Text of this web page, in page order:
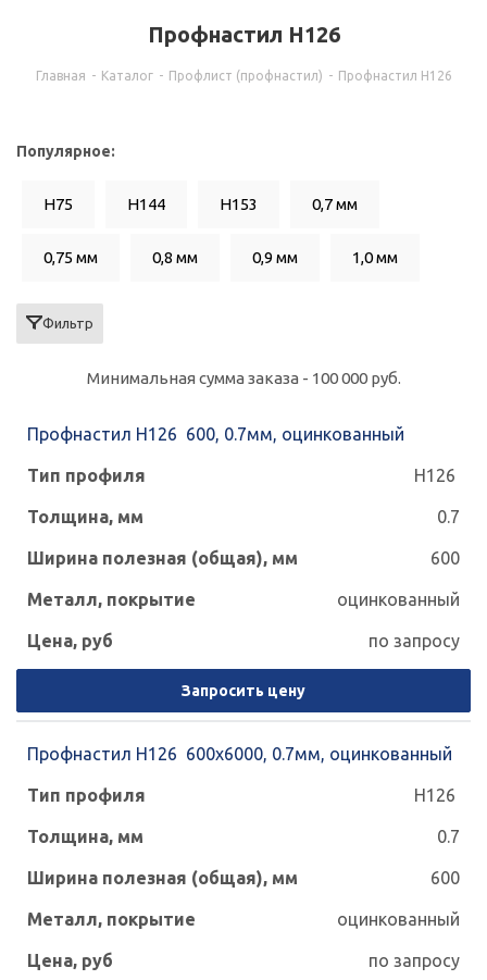
Профнастил Н126
Главная - Каталог - Профлист (профнастил) - Профнастил Н126
Популярное:
Н75 H144 H153 0,7 мм
0,75 мм 0,8 мм 0,9 мм 1,0 мм
Фильтр
Минимальная сумма заказа - 100 000 руб.
Профнастил Н126 600, 0.7мм, оцинкованный
Н126
0.7
600
оцинкованный
по запросу
Запросить цену
Профнастил Н126 600х6000, 0.7мм, оцинкованный
Н126
0.7
600
оцинкованный
по запросу